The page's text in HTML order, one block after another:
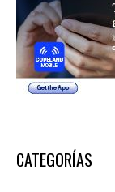
CATEGORÍAS